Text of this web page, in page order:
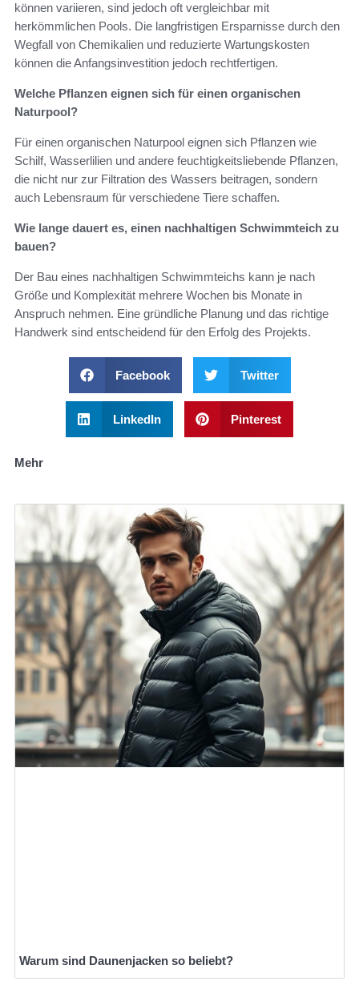
können variieren, sind jedoch oft vergleichbar mit
herkömmlichen Pools. Die langfristigen Ersparnisse durch den
Wegfall von Chemikalien und reduzierte Wartungskosten
können die Anfangsinvestition jedoch rechtfertigen.
Welche Pflanzen eignen sich für einen organischen
Naturpool?
Für einen organischen Naturpool eignen sich Pflanzen wie
Schilf, Wasserlilien und andere feuchtigkeitsliebende Pflanzen,
die nicht nur zur Filtration des Wassers beitragen, sondern
auch Lebensraum für verschiedene Tiere schaffen.
Wie lange dauert es, einen nachhaltigen Schwimmteich zu
bauen?
Der Bau eines nachhaltigen Schwimmteichs kann je nach
Größe und Komplexität mehrere Wochen bis Monate in
Anspruch nehmen. Eine gründliche Planung und das richtige
Handwerk sind entscheidend für den Erfolg des Projekts.
Facebook Twitter
LinkedIn Pinterest
Mehr
Warum sind Daunenjacken so beliebt?